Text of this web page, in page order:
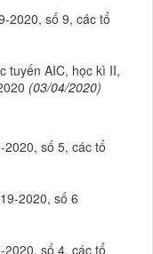
2020, số 9, các tổ
tuyến AIC, học kì II,
(03/04/2020)
số 5, các tổ
2020, số 6
số 4, các tổ